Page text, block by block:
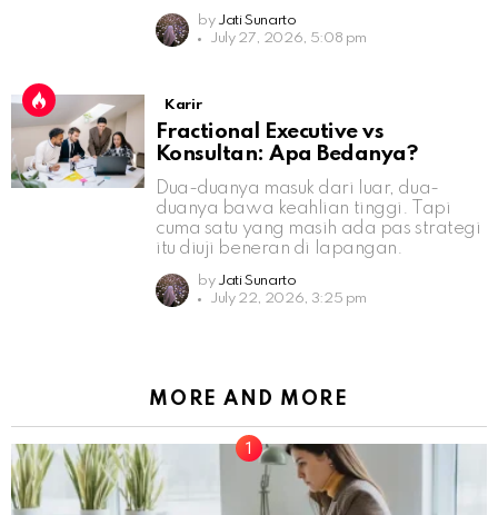
by Jati Sunarto
July 27, 2026, 5:08 pm
Karir
Fractional Executive vs
Konsultan: Apa Bedanya?
Dua-duanya masuk dari luar, dua-
duanya bawa keahlian tinggi. Tapi
cuma satu yang masih ada pas strategi
itu diuji beneran di lapangan.
by Jati Sunarto
July 22, 2026, 3:25 pm
MORE AND MORE